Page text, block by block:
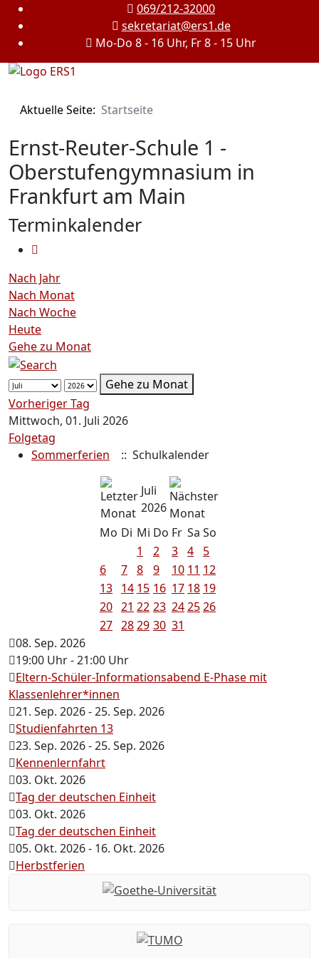
069/212-32000
sekretariat@ers1.de
Mo-Do 8 - 16 Uhr, Fr 8 - 15 Uhr
Aktuelle Seite: Startseite
Ernst-Reuter-Schule 1 -
Oberstufengymnasium in
Frankfurt am Main
Terminkalender
Nach Jahr
Nach Monat
Nach Woche
Heute
Gehe zu Monat
Gehe zu Monat
Vorheriger Tag
Mittwoch, 01. Juli 2026
Folgetag
Sommerferien
:: Schulkalender
Juli
2026
Mo Di Mi Do Fr Sa So
1
2 3 4
5
6
7 8 9 10 11 12
13 14 15 16 17 18 19
20 21 22 23 242526
27 2829 30 31
08. Sep. 2026
19:00 Uhr-21:00 Uhr
Eltern-Schüler-Informationsabend E-Phase mit
Klassenlehrer*innen
21. Sep. 2026-25. Sep. 2026
Studienfahrten 13
23. Sep. 2026-25. Sep. 2026
Kennenlernfahrt
03. Okt. 2026
Tag der deutschen Einheit
03. Okt. 2026
Tag der deutschen Einheit
05. Okt. 2026- 16. Okt. 2026
Herbstferien